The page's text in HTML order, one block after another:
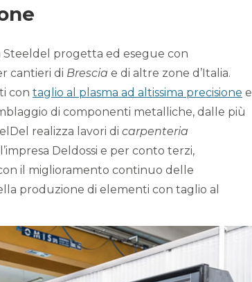
Steeldel progetta ed esegue con
cantieri di Brescia e di altre zone d’Italia.
con taglio al plasma ad altissima precisione e
di componenti metalliche, dalle più
realizza lavori di carpenteria
Deldossi e per conto terzi,
il miglioramento continuo delle
produzione di elementi con taglio al